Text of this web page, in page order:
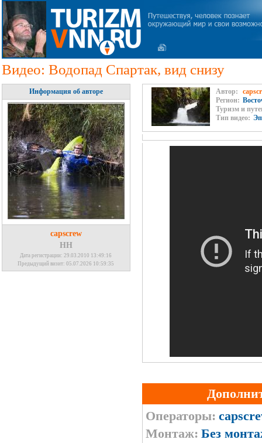
Видео: Водопад Спартак, вид снизу
Информация об авторе
capscrew
НН
Дата регистрации: 29.03.2010 13:49:16
Предыдущий визит: 05.07.2026 10:59:35
Автор:
Регион:
Туризм и
Тип видео:
Операторы:
Монтаж: Без